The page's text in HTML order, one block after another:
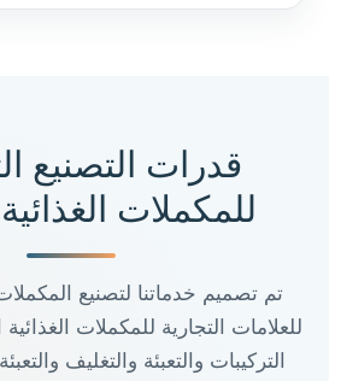
قدرات التصنيع
للمكملات
تم تصميم خدماتنا لتصنيع المكملات
للعلامات التجارية للمكملات
التركيبات والتعبئة والتغليف